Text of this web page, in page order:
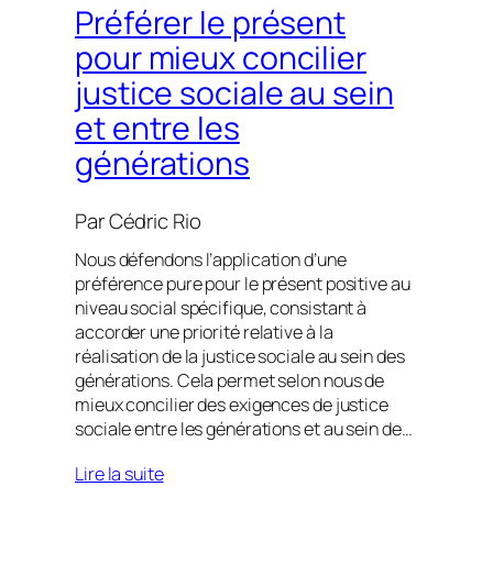
Préférer le présent
pour mieux concilier
justice sociale au sein
et entre les
générations
ParCédric Rio
Nous défendons l’application d’une
préférence pure pour le présent positive au
niveau social spécifique, consistant à
accorder une priorité relative à la
réalisation de la justice sociale au sein des
générations. Cela permet selon nous de
mieux concilier des exigences de justice
sociale entre les générations et au sein de…
Lire la suite